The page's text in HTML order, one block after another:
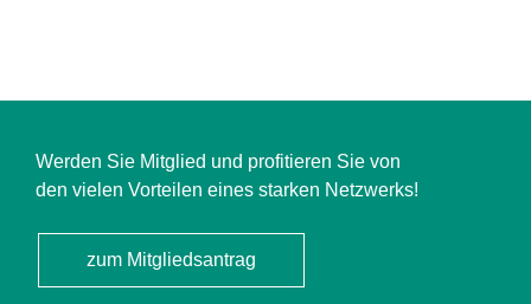
Werden Sie Mitglied und profitieren Sie von
den vielen Vorteilen eines starken Netzwerks!
zum Mitgliedsantrag